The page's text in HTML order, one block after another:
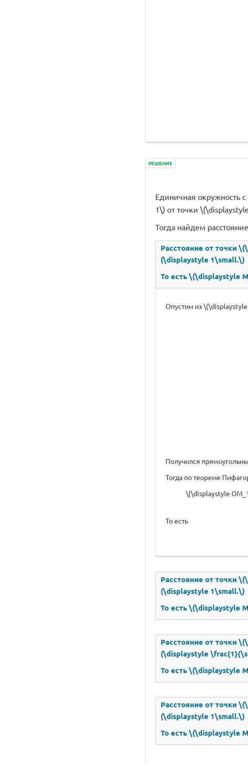
РЕШЕНИЕ
Единичная окружность
1\) от точки
Тогда найдем
Расстояние от точки
(\displaystyle 1\small.\)
То есть \(\displaystyle
Опустим из
Получился
Тогда по теореме
\(\displaystyle
То есть
Расстояние от точки
(\displaystyle 1\small.\)
То есть \(\displaystyle
Расстояние от точки
(\displaystyle
То есть \(\displaystyle
Расстояние от точки
(\displaystyle 1\small.\)
То есть \(\displaystyle